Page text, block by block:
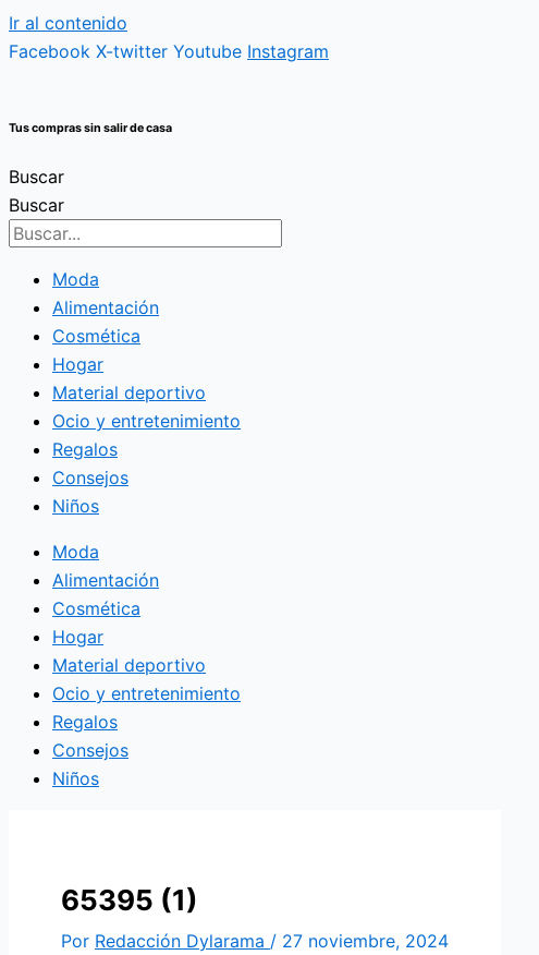
Ir al contenido
Facebook X-twitter Youtube Instagram
Tus compras sin salir de casa
Buscar
Buscar
Moda
Alimentación
Cosmética
Hogar
Material deportivo
Ocio y entretenimiento
Regalos
Consejos
Niños
Moda
Alimentación
Cosmética
Hogar
Material deportivo
Ocio y entretenimiento
Regalos
Consejos
Niños
65395 (1)
Por Redacción Dylarama / 27 noviembre, 2024